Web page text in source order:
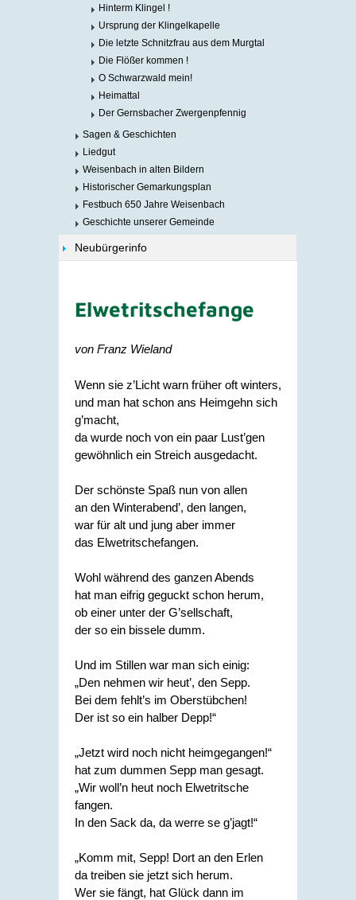
Hinterm Klingel !
Ursprung der Klingelkapelle
Die letzte Schnitzfrau aus dem Murgtal
Die Flößer kommen !
O Schwarzwald mein!
Heimattal
Der Gernsbacher Zwergenpfennig
Sagen & Geschichten
Liedgut
Weisenbach in alten Bildern
Historischer Gemarkungsplan
Festbuch 650 Jahre Weisenbach
Geschichte unserer Gemeinde
Neubürgerinfo
Elwetritschefange
von Franz Wieland
Wenn sie z’Licht warn früher oft winters,
und man hat schon ans Heimgehn sich
g’macht,
da wurde noch von ein paar Lust’gen
gewöhnlich ein Streich ausgedacht.
Der schönste Spaß nun von allen
an den Winterabend’, den langen,
war für alt und jung aber immer
das Elwetritschefangen.
Wohl während des ganzen Abends
hat man eifrig geguckt schon herum,
ob einer unter der G’sellschaft,
der so ein bissele dumm.
Und im Stillen war man sich einig:
„Den nehmen wir heut’, den Sepp.
Bei dem fehlt’s im Oberstübchen!
Der ist so ein halber Depp!“
„Jetzt wird noch nicht heimgegangen!“
hat zum dummen Sepp man gesagt.
„Wir woll’n heut noch Elwetritsche
fangen.
In den Sack da, da werre se g’jagt!“
„Komm mit, Sepp! Dort an den Erlen
da treiben sie jetzt sich herum.
Wer sie fängt, hat Glück dann im